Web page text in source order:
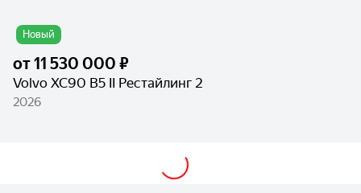
Новый
от11 530 000 ₽
Volvo XC90 B5 II Рестайлинг 2
2026